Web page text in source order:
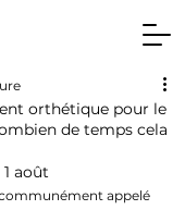
orthétique pour le
de temps cela
1 août
appelé